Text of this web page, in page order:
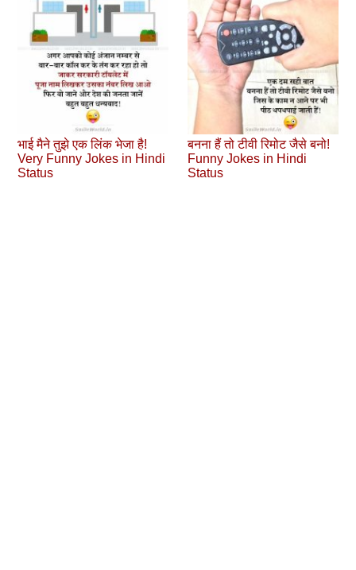
भाई मैने तुझे एक लिंक भेजा है!
Very Funny Jokes in Hindi
Status
बनना हैं तो टीवी रिमोट जैसे बनो!
Funny Jokes in Hindi
Status